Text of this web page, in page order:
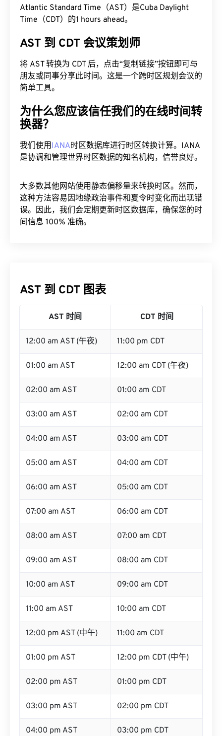
Atlantic Standard Time（AST）是Cuba Daylight
Time（CDT）的1 hours ahead。
AST 到 CDT 会议策划师
将 AST 转换为 CDT 后，点击“复制链接”按钮即可与
朋友或同事分享此时间。这是一个跨时区规划会议的
简单工具。
为什么您应该信任我们的在线时间转
换器？
我们使用IANA时区数据库进行时区转换计算。IANA
是协调和管理世界时区数据的知名机构，信誉良好。
大多数其他网站使用静态偏移量来转换时区。然而，
这种方法容易因地缘政治事件和夏令时变化而出现错
误。因此，我们会定期更新时区数据库，确保您的时
间信息 100% 准确。
AST 到 CDT 图表
AST 时间 CDT 时间
12:00 am AST (午夜) 11:00 pm CDT
01:00 am AST 12:00 am CDT (午夜)
02:00 am AST 01:00 am CDT
03:00 am AST 02:00 am CDT
04:00 am AST 03:00 am CDT
05:00 am AST 04:00 am CDT
06:00 am AST 05:00 am CDT
07:00 am AST 06:00 am CDT
08:00 am AST 07:00 am CDT
09:00 am AST 08:00 am CDT
10:00 am AST 09:00 am CDT
11:00 am AST 10:00 am CDT
12:00 pm AST (中午) 11:00 am CDT
01:00 pm AST 12:00 pm CDT (中午)
02:00 pm AST 01:00 pm CDT
03:00 pm AST 02:00 pm CDT
04:00 pm AST 03:00 pm CDT